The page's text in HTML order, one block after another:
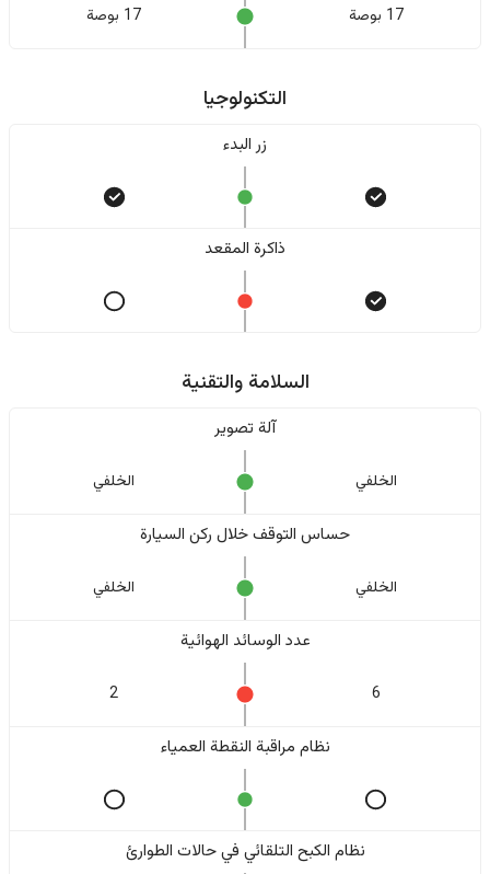
17 بوصة 17 بوصة
التكنولوجيا
زر البدء
ذاكرة المقعد
السلامة والتقنية
آلة تصوير
الخلفي الخلفي
حساس التوقف خلال ركن السيارة
الخلفي الخلفي
عدد الوسائد الهوائية
6
2
نظام مراقبة النقطة العمياء
نظام الكبح التلقائي في حالات الطوارئ